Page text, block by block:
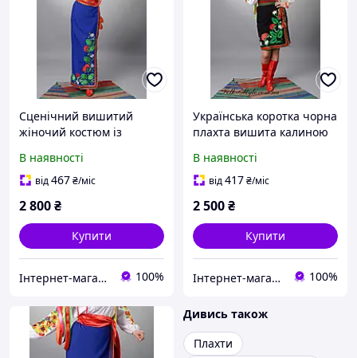
Сценічний вишитий
жіночий костюм із
кольору №45(44-56р.)
В наявності
від467₴/міс
2 800₴
Купити
Інтернет-магазин "Folk-Style" 100%
Українська коротка чорна
плахта вишита калиною
В наявності
від417₴/міс
2 500₴
Купити
Інтернет-магазин "Folk-Style" 100%
Дивись також
Плахти